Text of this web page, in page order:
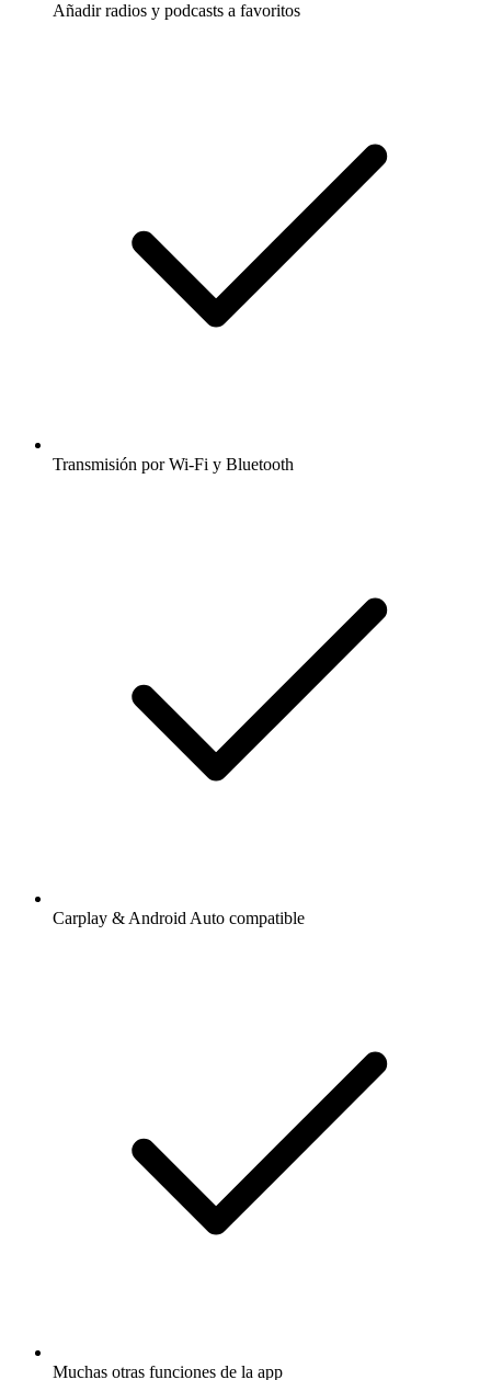
Añadir radios y podcasts a favoritos
Transmisión por Wi-Fi y Bluetooth
Carplay & Android Auto compatible
Muchas otras funciones de la app